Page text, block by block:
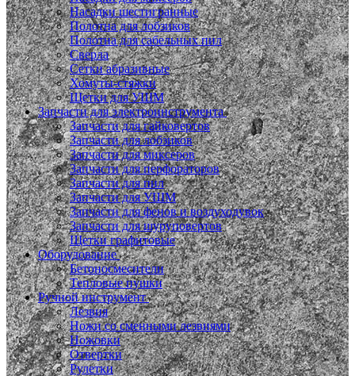
Насадки шестигранные
Полотна для лобзиков
Полотна для сабельных пил
Сверла
Сетки абразивные
Хомуты-стяжки
Щетки для УШМ
Запчасти для электроинструмента
Запчасти для гайковертов
Запчасти для лобзиков
Запчасти для миксеров
Запчасти для перфораторов
Запчасти для пил
Запчасти для УШМ
Запчасти для фенов и воздуходувок
Запчасти для шуруповертов
Щетки графитовые
Оборудование
Бетоносмесители
Тепловые пушки
Ручной инструмент
Лезвия
Ножи со сменными лезвиями
Ножовки
Отвертки
Рулетки